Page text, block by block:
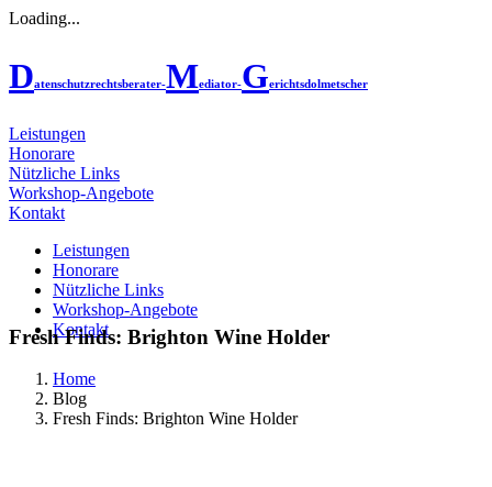
Loading...
Datenschutzrechtsberater-Mediator-Gerichtsdolmetscher
Leistungen
Honorare
Nützliche Links
Workshop-Angebote
Kontakt
Leistungen
Honorare
Nützliche Links
Workshop-Angebote
Kontakt
Fresh Finds: Brighton Wine Holder
Home
Blog
Fresh Finds: Brighton Wine Holder